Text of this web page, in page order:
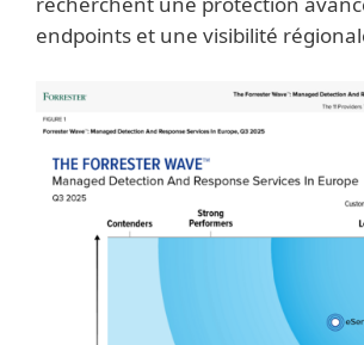
endpoints et une visibilité